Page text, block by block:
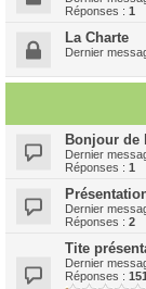
Réponses : 1
La Charte
Dernier
Bonjour de
Dernier
Réponses : 1
Dernier
Réponses : 2
Tite
Dernier
Réponses :